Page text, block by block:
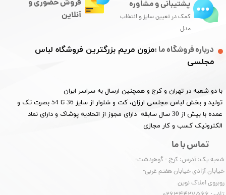
درباره فروشگاه ما :مزون مریم بزرگترین فروشگاه لباس
مجلسی
با دو شعبه در تهران و کرج و همچنین ارسال به سراسر ایران
تولید و بخش لباس مجلسی ارزان، کت و شلوار از سایز 36 تا 54 بصرت تک و
عمده با بیش از 30 سال سابقه دارای مجوز از اتحادیه پوشاک و دارای نماد
الکترونیک کسب و کار مجازی
تماس با ما
شعبه یک: آدرس: کرج - گوهردشت-
خیابان آزادی خیابان هفتم غربی-
روبروی املاک نوین
پشتیبانی و مشاوره
کمک در تعیین سایز و انتخاب
مدل
فروش حضوری و
آنلاین